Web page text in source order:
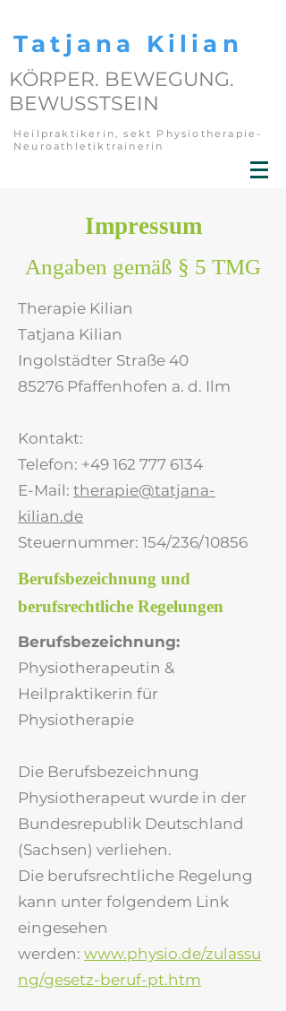
Tatjana Kilian
KÖRPER. BEWEGUNG.
BEWUSSTSEIN
Heilpraktikerin, sekt Physiotherapie-
Neuroathletiktrainerin
Impressum
Angaben gemäß § 5 TMG
Therapie Kilian
Tatjana Kilian
Ingolstädter Straße 40
85276 Pfaffenhofen a. d. Ilm
Kontakt:
Telefon: +49 162 777 6134
E-Mail: therapie@tatjana-
kilian.de
Steuernummer: 154/236/10856
Berufsbezeichnung und
berufsrechtliche Regelungen
Berufsbezeichnung:
Physiotherapeutin &
Heilpraktikerin für
Physiotherapie
Die Berufsbezeichnung
Physiotherapeut wurde in der
Bundesrepublik Deutschland
(Sachsen) verliehen.
Die berufsrechtliche Regelung
kann unter folgendem Link
eingesehen
werden: www.physio.de/zulassu
ng/gesetz-beruf-pt.htm